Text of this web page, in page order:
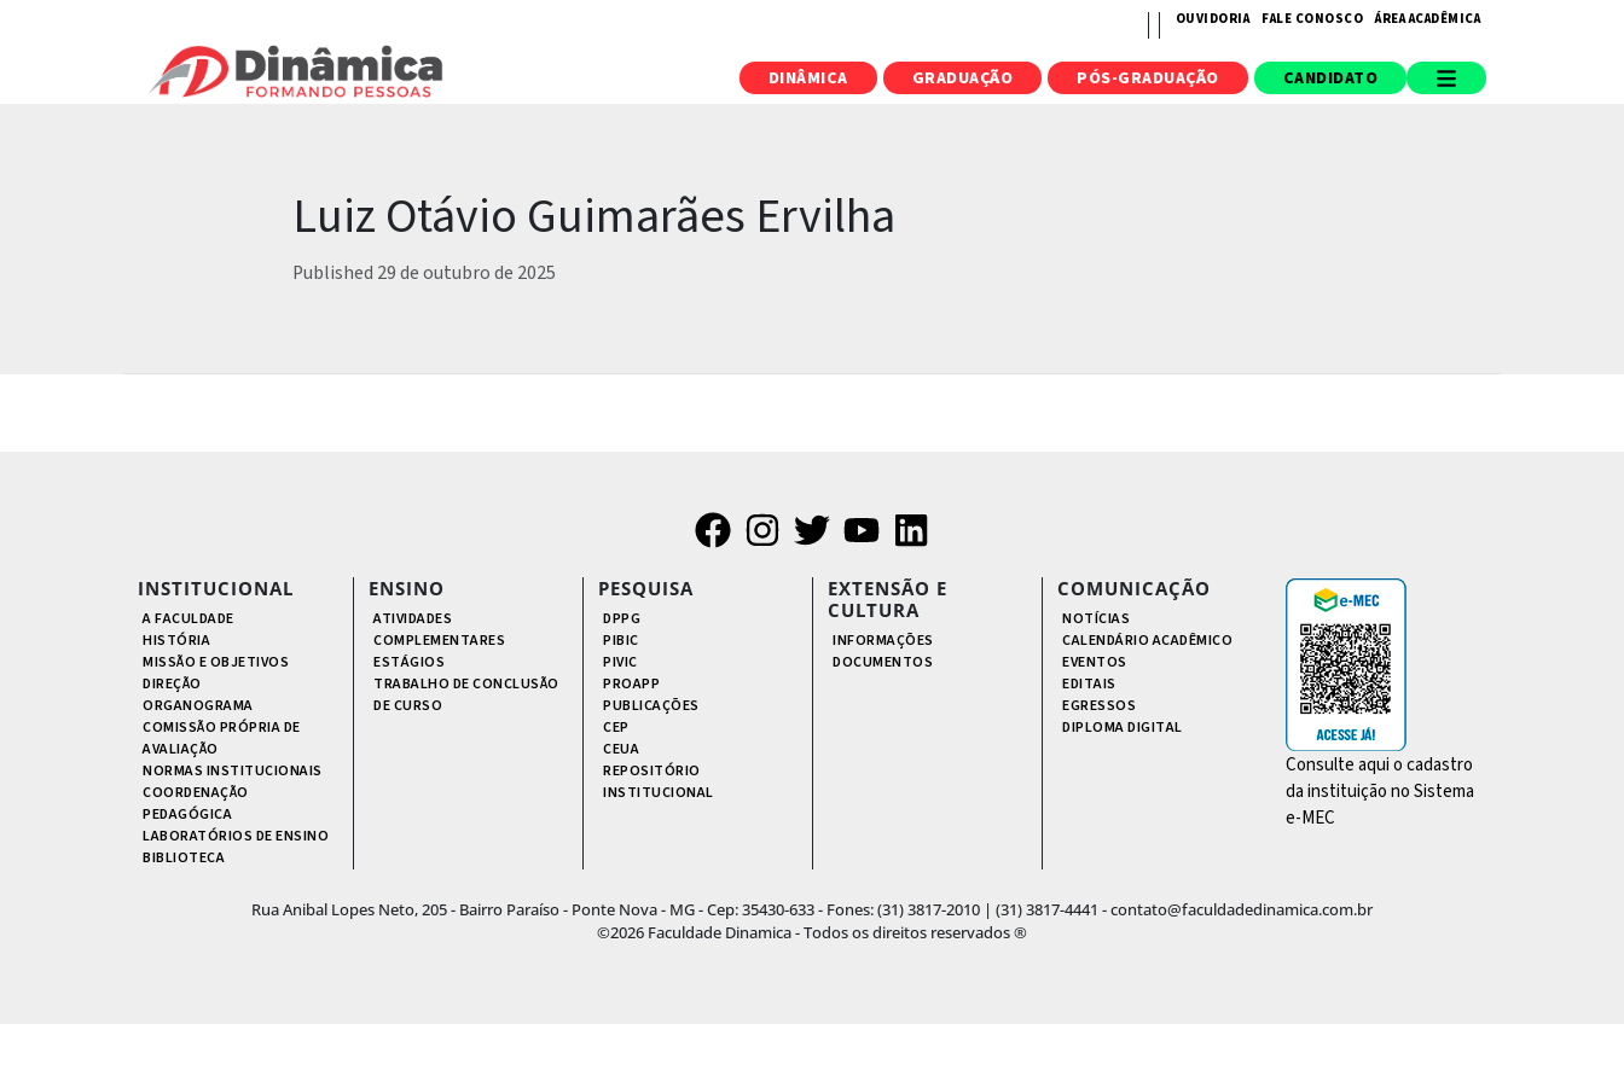
OUVIDORIA FALE CONOSCO ÁREA ACADÊMICA
DINÂMICA GRADUAÇÃO PÓS-GRADUAÇÃO CANDIDATO
Luiz Otávio Guimarães Ervilha
Published 29 de outubro de 2025
INSTITUCIONAL
A FACULDADE
HISTÓRIA
MISSÃO E OBJETIVOS
DIREÇÃO
ORGANOGRAMA
COMISSÃO PRÓPRIA DE
AVALIAÇÃO
NORMAS INSTITUCIONAIS
COORDENAÇÃO
PEDAGÓGICA
LABORATÓRIOS DE ENSINO
BIBLIOTECA
ENSINO
ATIVIDADES
COMPLEMENTARES
ESTÁGIOS
TRABALHO DE CONCLUSÃO
DE CURSO
PESQUISA
DPPG
PIBIC
PIVIC
PROAPP
PUBLICAÇÕES
CEP
CEUA
REPOSITÓRIO
INSTITUCIONAL
EXTENSÃO E
CULTURA
INFORMAÇÕES
DOCUMENTOS
COMUNICAÇÃO
NOTÍCIAS
CALENDÁRIO ACADÊMICO
EVENTOS
EDITAIS
EGRESSOS
DIPLOMA DIGITAL
Consulte aqui o cadastro
da instituição no Sistema
e-MEC
Rua Anibal Lopes Neto, 205 - Bairro Paraíso - Ponte Nova - MG - Cep: 35430-633 - Fones: (31) 3817-2010 | (31) 3817-4441 - contato@faculdadedinamica.com.br
©2026 Faculdade Dinamica - Todos os direitos reservados ®